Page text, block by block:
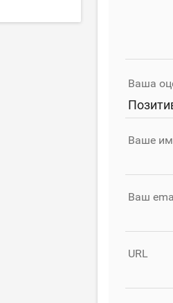
Ваша
Ваше
Ваш
URL